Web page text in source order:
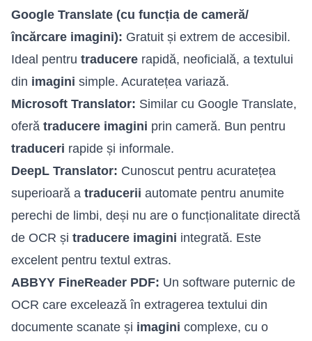
Google Translate (cu funcția de cameră/
încărcare imagini): Gratuit și extrem de accesibil.
Ideal pentru traducere rapidă, neoficială, a textului
din imagini simple. Acuratețea variază.
Microsoft Translator: Similar cu Google Translate,
oferă traducere imagini prin cameră. Bun pentru
traduceri rapide și informale.
DeepL Translator: Cunoscut pentru acuratețea
superioară a traducerii automate pentru anumite
perechi de limbi, deși nu are o funcționalitate directă
de OCR și traducere imagini integrată. Este
excelent pentru textul extras.
ABBYY FineReader PDF: Un software puternic de
OCR care excelează în extragerea textului din
documente scanate și imagini complexe, cu o